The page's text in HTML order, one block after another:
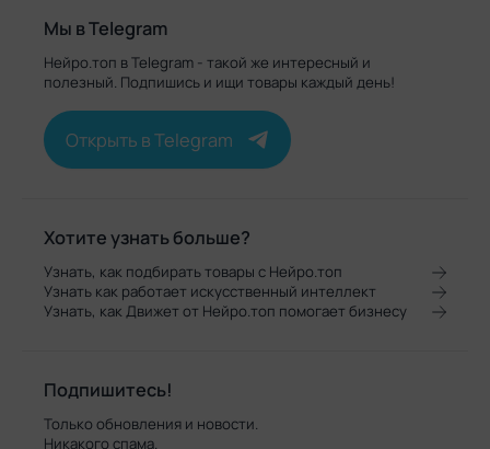
Мы в Telegram
Нейро.топ в Telegram - такой же интересный и
полезный. Подпишись и ищи товары каждый день!
Открыть в Telegram
Хотите узнать больше?
Узнать, как подбирать товары с Нейро.топ
Узнать как работает искусственный интеллект
Узнать, как Движет от Нейро.топ помогает бизнесу
Подпишитесь!
Только обновления и новости.
Никакого спама.